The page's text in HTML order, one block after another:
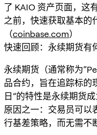
了 KAIO 资产页面，这
之前，快速获取基本的
（coinbase.com）
快速回顾：永续期货有
永续期货（通常称为
品合约，旨在追踪标的
日”的特性是永续期货
原因之一：交易员可以
行基差策略，而无需不